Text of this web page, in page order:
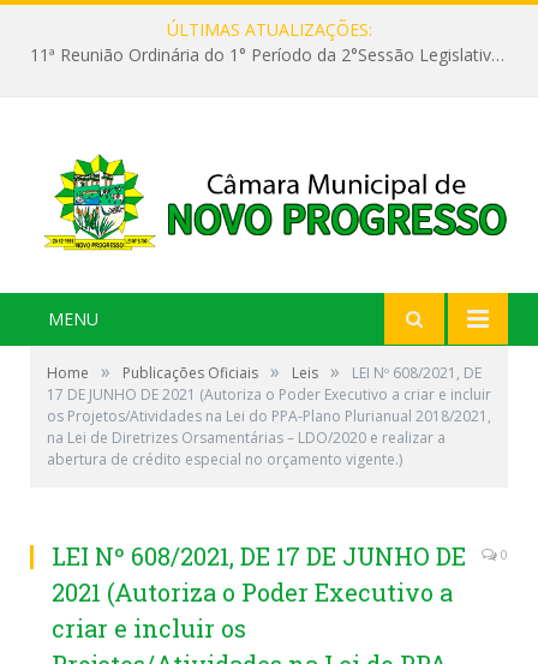
ÚLTIMAS ATUALIZAÇÕES:
11ª Reunião Ordinária do 1° Período da 2°Sessão Legislativa da 9ª Legislatura do Poder Legislativo
MENU
Home » Publicações Oficiais » Leis »
LEI Nº 608/2021, DE
17 DE JUNHO DE 2021 (Autoriza o Poder Executivo a criar e incluir
os Projetos/Atividades na Lei do PPA-Plano Plurianual 2018/2021,
na Lei de Diretrizes Orsamentárias – LDO/2020 e realizar a
abertura de crédito especial no orçamento vigente.)
LEI Nº 608/2021, DE 17 DE JUNHO DE
2021 (Autoriza o Poder Executivo a
criar e incluir os
0